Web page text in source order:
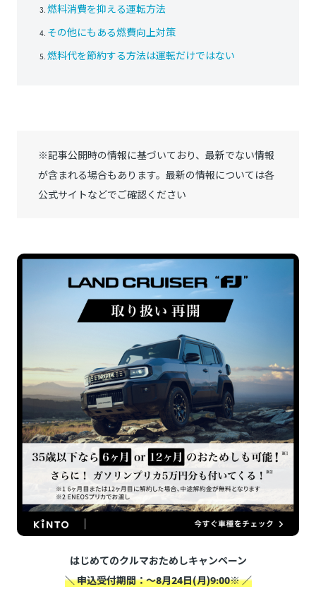
燃料消費を抑える運転方法
その他にもある燃費向上対策
燃料代を節約する方法は運転だけではない
※記事公開時の情報に基づいており、最新でない情報
が含まれる場合もあります。最新の情報については各
公式サイトなどでご確認ください
はじめてのクルマおためしキャンペーン
＼ 申込受付期間：～8月24日(月)9:00※ ／